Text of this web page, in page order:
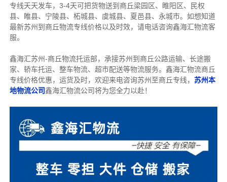
专线天天发车，3-4天可把货物送到商丘梁园区、睢阳区、民权
县、睢县、宁陵县、柘城县、虞城县、夏邑县、永城市。如想知道
最新苏州到商丘物流专线价格以及时效，请电话咨询鑫海汇物流客
服。
鑫海汇苏州-商丘物流托运部， 承接苏州到商丘公路运输、长途搬
家、轿车托运、整车物流、超市配送等物流服务。 鑫海汇物流商丘
专线价格优惠，运货及时，欢迎来电咨询苏州至商丘专线， 苏州本
地物流公司鑫海汇物流公司将为您全力以赴！